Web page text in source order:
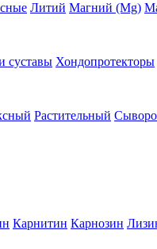
Литий Магний (Mg)
суставы Хондопротекторы
Растительный
Карнитин Карнозин